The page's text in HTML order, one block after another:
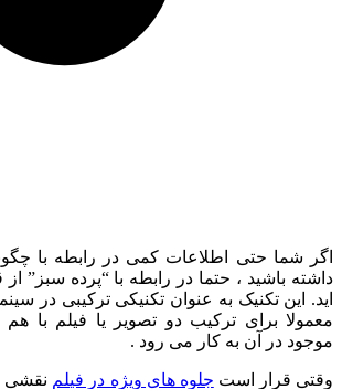
اگر شما حتی اطلاعات کمی در رابطه با
داشته باشید ، حتما در رابطه با “پرده سبز”
اید. این تکنیک به عنوان تکنیکی ترکیبی در
معمولا برای ترکیب دو تصویر یا فیلم با
موجود در آن به کار می رود .
وقتی قرار است جلوه های ویژه در فیلم نقشی